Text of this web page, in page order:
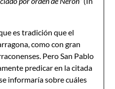
es tradición que el
como con gran
Pero San Pablo
predicar en la citada
informaría sobre cuáles